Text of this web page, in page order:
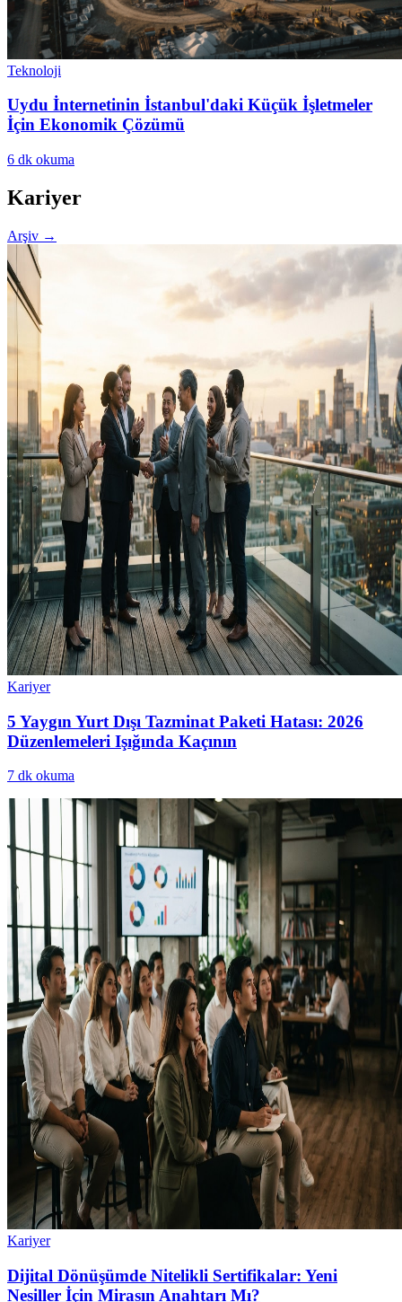
Teknoloji
Uydu İnternetinin İstanbul'daki Küçük İşletmeler
İçin Ekonomik Çözümü
6 dk okuma
Kariyer
Arşiv →
Kariyer
5 Yaygın Yurt Dışı Tazminat Paketi Hatası: 2026
Düzenlemeleri Işığında Kaçının
7 dk okuma
Kariyer
Dijital Dönüşümde Nitelikli Sertifikalar: Yeni
Nesiller İçin Mirasın Anahtarı Mı?